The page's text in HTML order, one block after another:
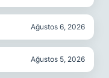
Ağustos 6, 2026
Ağustos 5, 2026